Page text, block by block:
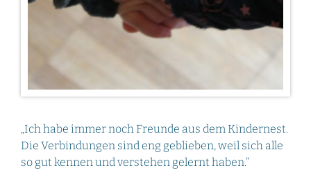
„Ich habe immer noch Freunde aus dem Kindernest.
Die Verbindungen sind eng geblieben, weil sich alle
so gut kennen und verstehen gelernt haben.“